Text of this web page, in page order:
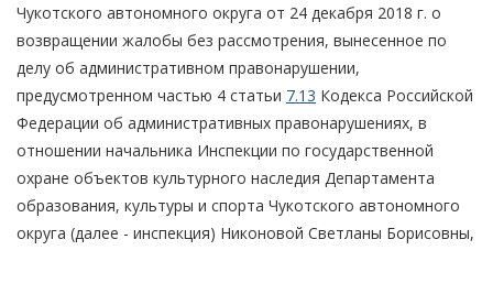
Чукотского автономного округа от 24 декабря 2018 г. о
возвращении жалобы без рассмотрения, вынесенное по
делу об административном правонарушении,
предусмотренном частью 4 статьи 7.13 Кодекса Российской
Федерации об административных правонарушениях, в
отношении начальника Инспекции по государственной
охране объектов культурного наследия Департамента
образования, культуры и спорта Чукотского автономного
округа (далее - инспекция) Никоновой Светланы Борисовны,